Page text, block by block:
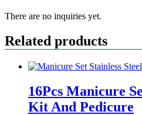
There are no inquiries yet.
Related products
16Pcs Manicure
Kit And Pedicure